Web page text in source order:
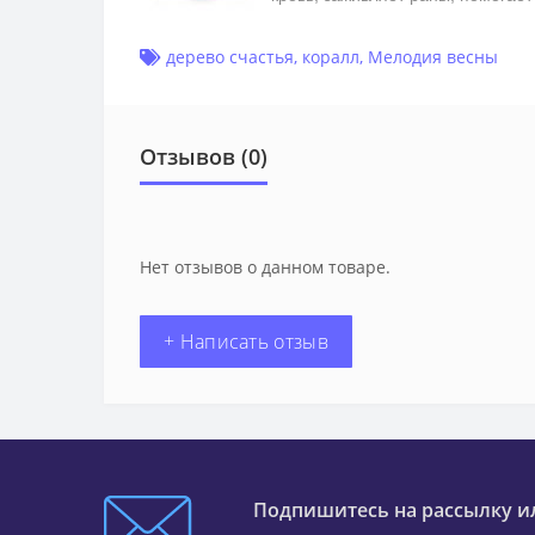
дерево счастья, коралл, Мелодия весны
Отзывов (0)
Нет отзывов о данном товаре.
+ Написать отзыв
Подпишитесь на рассылку